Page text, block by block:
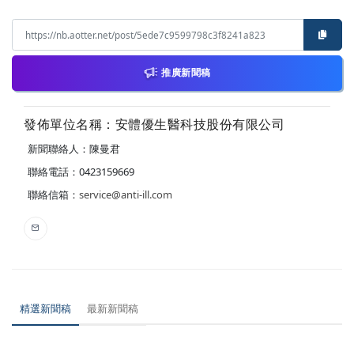
推廣新聞稿
發佈單位名稱：安體優生醫科技股份有限公司
新聞聯絡人：陳曼君
聯絡電話：0423159669
聯絡信箱： service@anti-ill.com
精選新聞稿 最新新聞稿